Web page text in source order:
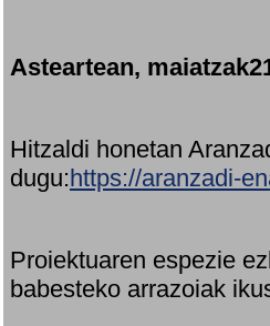
Asteartean,
Hitzaldi honetan
dugu:https://aranzadi-
Proiektuaren espezie
babesteko arrazoiak